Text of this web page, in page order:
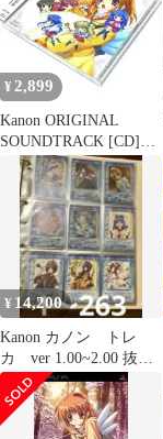
¥ 2,899
Kanon ORIGINAL
SOUNDTRACK [CD]
Key
¥ 14,200
Kanon カノン トレ
カ ver 1.00~2.00 抜け
アリ 新品パズル付き